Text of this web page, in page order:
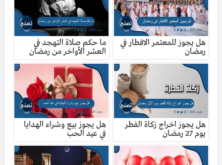
هل يجوز للمعتمر الافطار في
رمضان
ما حكم صلاة التهجد في
العشر الأواخر من رمضان
هل يجوز اخراج زكاة الفطر
يوم 27 رمضان
هل يجوز بيع وشراء الهدايا
في عيد الحب